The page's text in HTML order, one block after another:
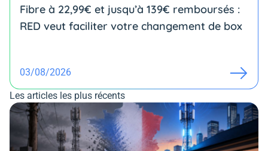
Fibre à 22,99€ et jusqu’à 139€ remboursés :
RED veut faciliter votre changement de box
03/08/2026
Les articles les plus récents